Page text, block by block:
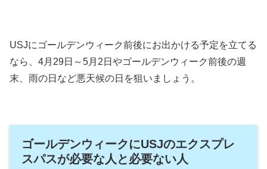
USJにゴールデンウィーク前後にお出かける予定を立てる
なら、4月29日～5月2日やゴールデンウィーク前後の週
末、雨の日など悪天候の日を狙いましょう。
ゴールデンウィークにUSJのエクスプレ
スパスが必要な人と必要ない人